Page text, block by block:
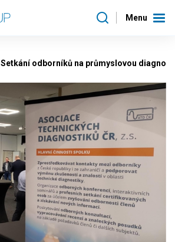
Menu
Setkání odborníků na průmyslovou